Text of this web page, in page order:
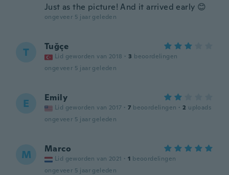
Just as the picture! And it arrived early 😊
ongeveer 5 jaar geleden
T Tuğçe
Lid geworden van 2018 · 3 beoordelingen
ongeveer 5 jaar geleden
E Emily
Lid geworden van 2017 · 7 beoordelingen · 2 uploads
ongeveer 5 jaar geleden
M Marco
Lid geworden van 2021 · 1 beoordelingen
ongeveer 5 jaar geleden